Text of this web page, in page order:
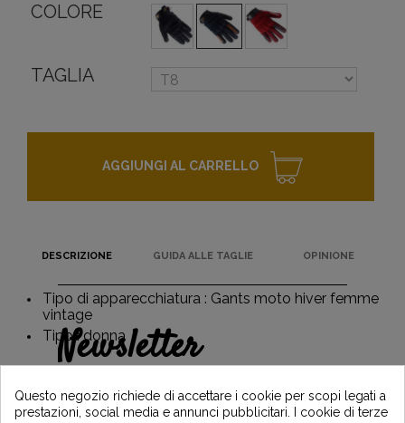
COLORE
TAGLIA
AGGIUNGI AL CARRELLO
DESCRIZIONE GUIDA ALLE TAGLIE OPINIONE
Tipo di apparecchiatura : Gants moto hiver femme
vintage
Tipo : donna
Newsletter
iscrivendoti e resta informato sulle ultime
notizie di Vintage Motors
Questo negozio richiede di accettare i cookie per scopi legati a
prestazioni, social media e annunci pubblicitari. I cookie di terze